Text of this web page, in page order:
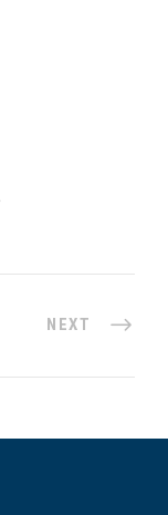
NEXT